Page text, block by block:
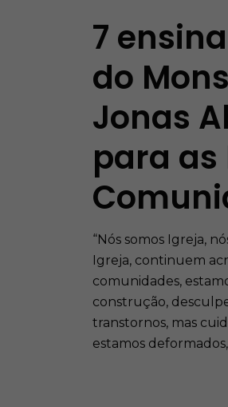
7
do
Jonas
para as
“Nós somos Igreja,
Igreja, continuem
comunidades,
construção,
transtornos, mas
estamos deformados,